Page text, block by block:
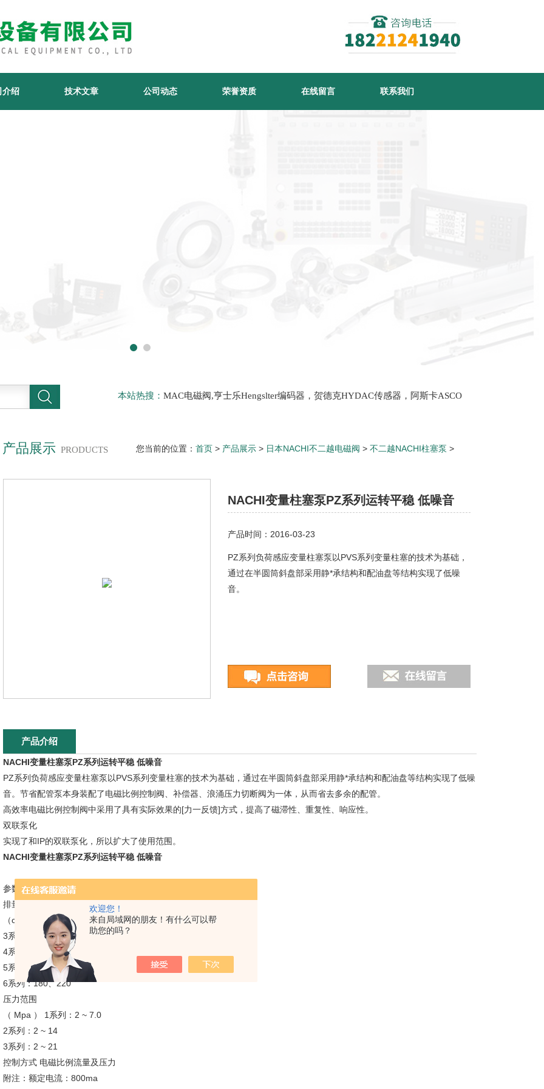
欢迎您！
来自局域网的朋友！有什么可以帮
助您的吗？
介绍 技术文章 公司动态 荣誉资质 在线留言 联系我们
本站热搜： MAC电磁阀,亨士乐Hengslter编码器，贺德克HYDAC传感器，阿斯卡ASCO
产品展示 PRODUCTS 您当前的位置： 首页 > 产品展示 > 日本NACHI不二越电磁阀 > 不二越NACHI柱塞泵 >
NACHI变量柱塞泵PZ系列运转平稳 低噪音
产品时间：2016-03-23
PZ系列负荷感应变量柱塞泵以PVS系列变量柱塞的技术为基础，
通过在半圆筒斜盘部采用静*承结构和配油盘等结构实现了低噪
音。
产品介绍
NACHI变量柱塞泵PZ系列运转平稳 低噪音
PZ系列负荷感应变量柱塞泵以PVS系列变量柱塞的技术为基础，通过在半圆筒斜盘部采用静*承结构和配油盘等结构实现了低噪
音。节省配管泵本身装配了电磁比例控制阀、补偿器、浪涌压力切断阀为一体，从而省去多余的配管。
高效率电磁比例控制阀中采用了具有实际效果的[力一反馈]方式，提高了磁滞性、重复性、响应性。
双联泵化
实现了和IP的双联泵化，所以扩大了使用范围。
NACHI变量柱塞泵PZ系列运转平稳 低噪音
参数
排量范围
（cm³/rev） 2系列：35、45
3系列：70
4系列：100
5系列：130
6系列：180、220
压力范围
（ Mpa ） 1系列：2 ~ 7.0
2系列：2 ~ 14
3系列：2 ~ 21
控制方式 电磁比例流量及压力
附注：额定电流：800ma